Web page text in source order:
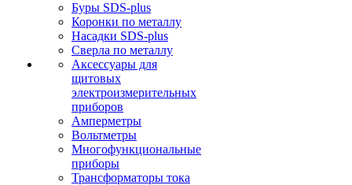
Буры SDS-plus
Коронки по металлу
Насадки SDS-plus
Сверла по металлу
Аксессуары для
щитовых
электроизмерительных
приборов
Амперметры
Вольтметры
Многофункциональные
приборы
Трансформаторы тока